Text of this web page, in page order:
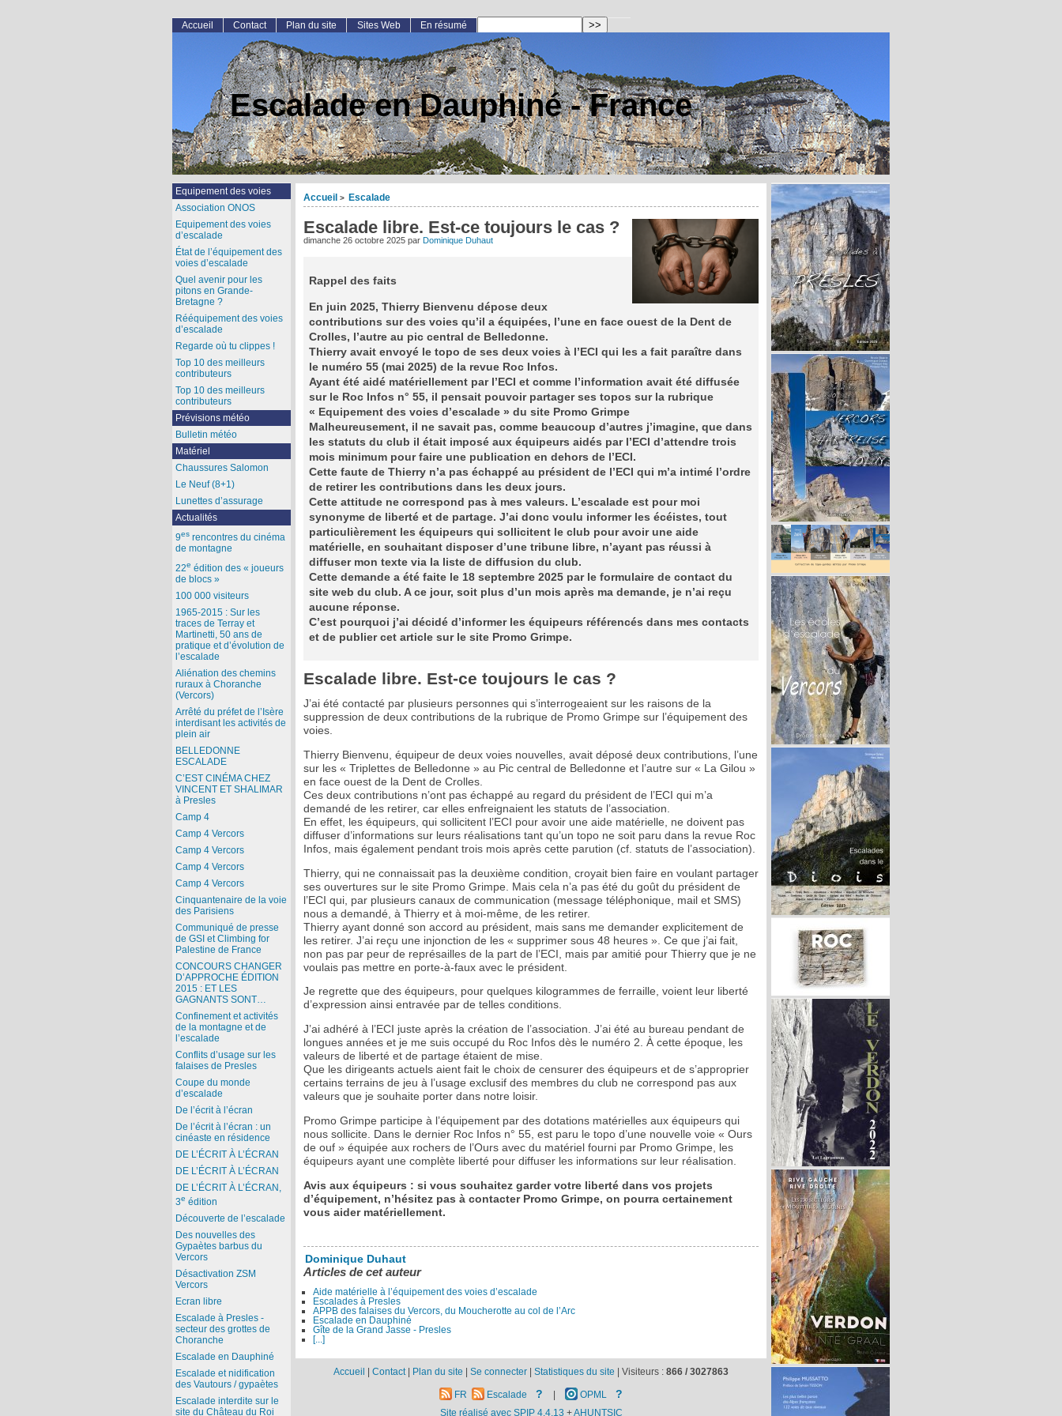
Escalade en Dauphiné - France
Accueil > Escalade
Escalade libre. Est-ce toujours le cas ?
dimanche 26 octobre 2025 par Dominique Duhaut
Rappel des faits
En juin 2025, Thierry Bienvenu dépose deux
contributions sur des voies qu’il a équipées, l’une en face ouest de la Dent de
Crolles, l’autre au pic central de Belledonne.
Thierry avait envoyé le topo de ses deux voies à l’ECI qui les a fait paraître dans
le numéro 55 (mai 2025) de la revue Roc Infos.
Ayant été aidé matériellement par l’ECI et comme l’information avait été diffusée
sur le Roc Infos n° 55, il pensait pouvoir partager ses topos sur la rubrique
« Equipement des voies d’escalade » du site Promo Grimpe
Malheureusement, il ne savait pas, comme beaucoup d’autres j’imagine, que dans
les statuts du club il était imposé aux équipeurs aidés par l’ECI d’attendre trois
mois minimum pour faire une publication en dehors de l’ECI.
Cette faute de Thierry n’a pas échappé au président de l’ECI qui m’a intimé l’ordre
de retirer les contributions dans les deux jours.
Cette attitude ne correspond pas à mes valeurs. L’escalade est pour moi
synonyme de liberté et de partage. J’ai donc voulu informer les écéistes, tout
particulièrement les équipeurs qui sollicitent le club pour avoir une aide
matérielle, en souhaitant disposer d’une tribune libre, n’ayant pas réussi à
diffuser mon texte via la liste de diffusion du club.
Cette demande a été faite le 18 septembre 2025 par le formulaire de contact du
site web du club. A ce jour, soit plus d’un mois après ma demande, je n’ai reçu
aucune réponse.
C’est pourquoi j’ai décidé d’informer les équipeurs référencés dans mes contacts
et de publier cet article sur le site Promo Grimpe.
Escalade libre. Est-ce toujours le cas ?
J’ai été contacté par plusieurs personnes qui s’interrogeaient sur les raisons de la
suppression de deux contributions de la rubrique de Promo Grimpe sur l’équipement des
voies.
Thierry Bienvenu, équipeur de deux voies nouvelles, avait déposé deux contributions, l’une
sur les « Triplettes de Belledonne » au Pic central de Belledonne et l’autre sur « La Gilou »
en face ouest de la Dent de Crolles.
Ces deux contributions n’ont pas échappé au regard du président de l’ECI qui m’a
demandé de les retirer, car elles enfreignaient les statuts de l’association.
En effet, les équipeurs, qui sollicitent l’ECI pour avoir une aide matérielle, ne doivent pas
diffuser d’informations sur leurs réalisations tant qu’un topo ne soit paru dans la revue Roc
Infos, mais également pendant trois mois après cette parution (cf. statuts de l’association).
Thierry, qui ne connaissait pas la deuxième condition, croyait bien faire en voulant partager
ses ouvertures sur le site Promo Grimpe. Mais cela n’a pas été du goût du président de
l’ECI qui, par plusieurs canaux de communication (message téléphonique, mail et SMS)
nous a demandé, à Thierry et à moi-même, de les retirer.
Thierry ayant donné son accord au président, mais sans me demander explicitement de
les retirer. J’ai reçu une injonction de les « supprimer sous 48 heures ». Ce que j’ai fait,
non pas par peur de représailles de la part de l’ECI, mais par amitié pour Thierry que je ne
voulais pas mettre en porte-à-faux avec le président.
Je regrette que des équipeurs, pour quelques kilogrammes de ferraille, voient leur liberté
d’expression ainsi entravée par de telles conditions.
J’ai adhéré à l’ECI juste après la création de l’association. J’ai été au bureau pendant de
longues années et je me suis occupé du Roc Infos dès le numéro 2. À cette époque, les
valeurs de liberté et de partage étaient de mise.
Que les dirigeants actuels aient fait le choix de censurer des équipeurs et de s’approprier
certains terrains de jeu à l’usage exclusif des membres du club ne correspond pas aux
valeurs que je souhaite porter dans notre loisir.
Promo Grimpe participe à l’équipement par des dotations matérielles aux équipeurs qui
nous sollicite. Dans le dernier Roc Infos n° 55, est paru le topo d’une nouvelle voie « Ours
de ouf » équipée aux rochers de l’Ours avec du matériel fourni par Promo Grimpe, les
équipeurs ayant une complète liberté pour diffuser les informations sur leur réalisation.
Avis aux équipeurs : si vous souhaitez garder votre liberté dans vos projets
d’équipement, n’hésitez pas à contacter Promo Grimpe, on pourra certainement
vous aider matériellement.
Dominique Duhaut
Articles de cet auteur
Aide matérielle à l’équipement des voies d’escalade
Escalades à Presles
APPB des falaises du Vercors, du Moucherotte au col de l’Arc
Escalade en Dauphiné
Gîte de la Grand Jasse - Presles
[...]
Accueil Contact Plan du site Sites Web En résumé
Equipement des voies
Association ONOS
Equipement des voies
d’escalade
État de l’équipement des
voies d’escalade
Quel avenir pour les
pitons en Grande-
Bretagne ?
Rééquipement des voies
d’escalade
Regarde où tu clippes !
Top 10 des meilleurs
contributeurs
Top 10 des meilleurs
contributeurs
Prévisions météo
Bulletin météo
Matériel
Chaussures Salomon
Le Neuf (8+1)
Lunettes d’assurage
Actualités
9esrencontres du cinéma
de montagne
22e édition des « joueurs
de blocs »
100 000 visiteurs
1965-2015 : Sur les
traces de Terray et
Martinetti, 50 ans de
pratique et d’évolution de
l’escalade
Aliénation des chemins
ruraux à Choranche
(Vercors)
Arrêté du préfet de l’Isère
interdisant les activités de
plein air
BELLEDONNE
ESCALADE
C’EST CINÉMA CHEZ
VINCENT ET SHALIMAR
à Presles
Camp 4
Camp 4 Vercors
Camp 4 Vercors
Camp 4 Vercors
Camp 4 Vercors
Cinquantenaire de la voie
des Parisiens
Communiqué de presse
de GSI et Climbing for
Palestine de France
CONCOURS CHANGER
D’APPROCHE ÉDITION
2015 : ET LES
GAGNANTS SONT…
Confinement et activités
de la montagne et de
l’escalade
Conflits d’usage sur les
falaises de Presles
Coupe du monde
d’escalade
De l’écrit à l’écran
De l’écrit à l’écran : un
cinéaste en résidence
DE L’ÉCRIT À L’ÉCRAN
DE L’ÉCRIT À L’ÉCRAN
DE L’ÉCRIT À L’ÉCRAN,
3e édition
Découverte de l’escalade
Des nouvelles des
Gypaètes barbus du
Vercors
Désactivation ZSM
Vercors
Ecran libre
Escalade à Presles -
secteur des grottes de
Choranche
Escalade en Dauphiné
Escalade et nidification
des Vautours / gypaètes
Escalade interdite sur le
site du Château du Roi
Accueil | Contact | Plan du site | Se connecter | Statistiques du site | Visiteurs : 866 / 3027863
FR Escalade ? | OPML ?
Site réalisé avec SPIP 4.4.13 +AHUNTSIC